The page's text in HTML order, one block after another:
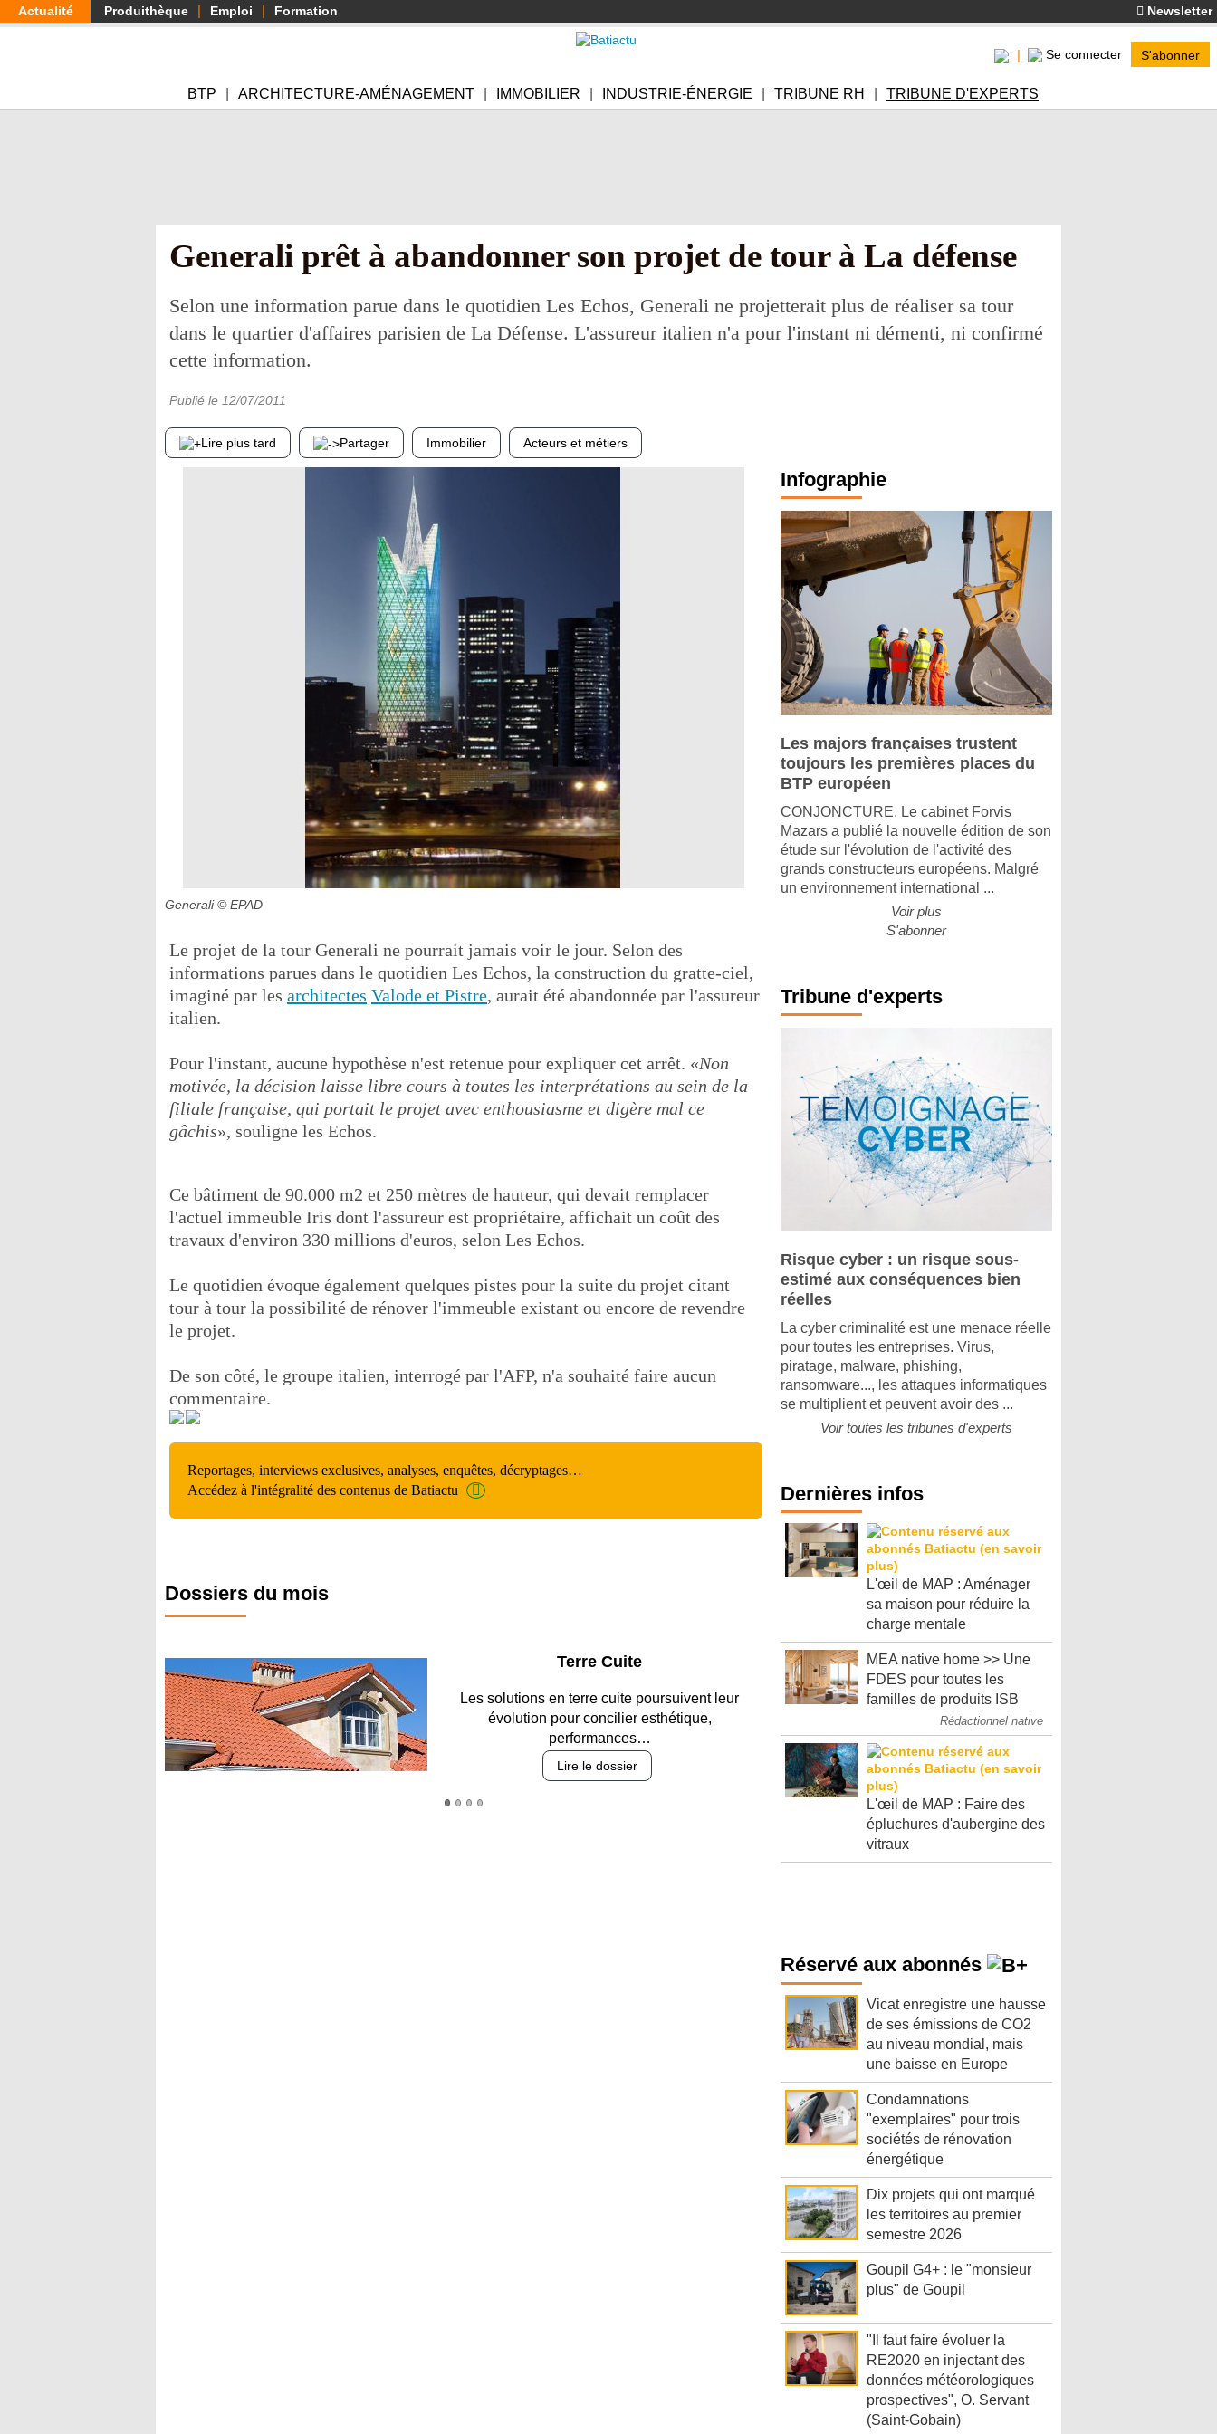
Aller
au
Actualité Produithèque Emploi Formation Newsletter
Se connecter S'abonner
BTP ARCHITECTURE-AMÉNAGEMENT IMMOBILIER INDUSTRIE-ÉNERGIE TRIBUNE RH TRIBUNE D'EXPERTS
Generali prêt à abandonner son projet de tour à La défense
Selon une information parue dans le quotidien Les Echos, Generali ne projetterait plus de réaliser sa tour
dans le quartier d'affaires parisien de La Défense. L'assureur italien n'a pour l'instant ni démenti, ni confirmé
cette information.
Publié le 12/07/2011
Lire plus tard Partager Immobilier Acteurs et métiers
Generali © EPAD
Le projet de la tour Generali ne pourrait jamais voir le jour. Selon des
informations parues dans le quotidien Les Echos, la construction du gratte-ciel,
imaginé par les architectes Valode et Pistre, aurait été abandonnée par l'assureur
italien.
Pour l'instant, aucune hypothèse n'est retenue pour expliquer cet arrêt. «Non
motivée, la décision laisse libre cours à toutes les interprétations au sein de la
filiale française, qui portait le projet avec enthousiasme et digère mal ce
gâchis», souligne les Echos.
Ce bâtiment de 90.000 m2 et 250 mètres de hauteur, qui devait remplacer
l'actuel immeuble Iris dont l'assureur est propriétaire, affichait un coût des
travaux d'environ 330 millions d'euros, selon Les Echos.
Le quotidien évoque également quelques pistes pour la suite du projet citant
tour à tour la possibilité de rénover l'immeuble existant ou encore de revendre
le projet.
De son côté, le groupe italien, interrogé par l'AFP, n'a souhaité faire aucun
commentaire.
Reportages, interviews exclusives, analyses, enquêtes, décryptages…
Accédez à l'intégralité des contenus de Batiactu
Dossiers du mois
Parking et garages
Entre circulation, sécurisation des accès, durabilité
des revêtements et intégration…
Lire le dossier
Infographie
Les majors françaises trustent
toujours les premières places du
BTP européen
CONJONCTURE. Le cabinet Forvis
Mazars a publié la nouvelle édition de son
étude sur l'évolution de l'activité des
grands constructeurs européens. Malgré
un environnement international ...
Voir plus
S'abonner
Tribune d'experts
Risque cyber : un risque sous-
estimé aux conséquences bien
réelles
La cyber criminalité est une menace réelle
pour toutes les entreprises. Virus,
piratage, malware, phishing,
ransomware..., les attaques informatiques
se multiplient et peuvent avoir des ...
Voir toutes les tribunes d'experts
Dernières infos
L'œil de MAP : Aménager
sa maison pour réduire la
charge mentale
MEA native home >> Une
FDES pour toutes les
familles de produits ISB
Rédactionnel native
L'œil de MAP : Faire des
épluchures d'aubergine des
vitraux
Réservé aux abonnés
Vicat enregistre une hausse
de ses émissions de CO2
au niveau mondial, mais
une baisse en Europe
Condamnations
"exemplaires" pour trois
sociétés de rénovation
énergétique
Dix projets qui ont marqué
les territoires au premier
semestre 2026
Goupil G4+ : le "monsieur
plus" de Goupil
"Il faut faire évoluer la
RE2020 en injectant des
données météorologiques
prospectives", O. Servant
(Saint-Gobain)